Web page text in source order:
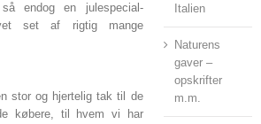
endog en julespecial-
set af rigtig mange
stor og hjertelig tak til de
købere, til hvem vi har
Italien
Naturens
gaver –
opskrifter
m.m.